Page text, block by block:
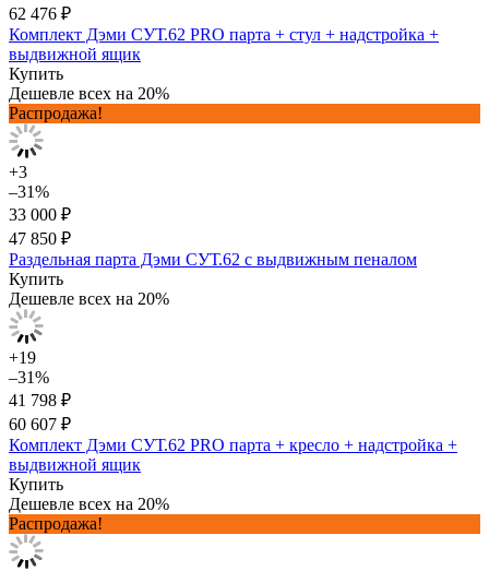
62 476 ₽
Комплект Дэми СУТ.62 PRO парта + стул + надстройка +
выдвижной ящик
Купить
Дешевле всех на 20%
Распродажа!
+3
–31%
33 000 ₽
47 850 ₽
Раздельная парта Дэми СУТ.62 с выдвижным пеналом
Купить
Дешевле всех на 20%
+19
–31%
41 798 ₽
60 607 ₽
Комплект Дэми СУТ.62 PRO парта + кресло + надстройка +
выдвижной ящик
Купить
Дешевле всех на 20%
Распродажа!